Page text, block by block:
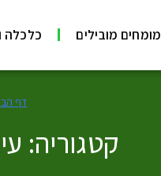
מומחים מובילים כלכלה
דף
קטגוריה: